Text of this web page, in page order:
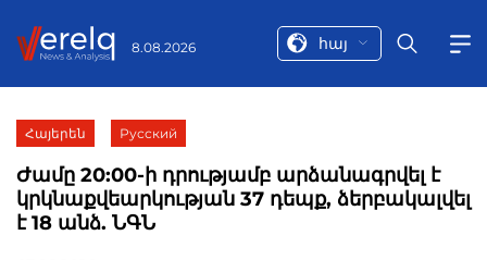
8.08.2026 հայ
Հայերեն Русский
Ժամը 20:00-ի դրությամբ արձանագրվել է
կրկնաքվեարկության 37 դեպք, ձերբակալվել
է 18 անձ. ՆԳՆ